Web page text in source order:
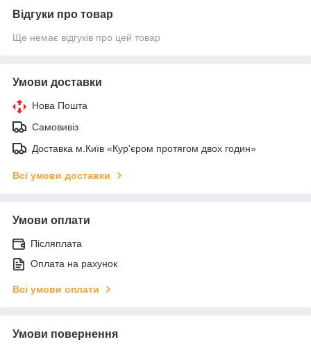
Відгуки про товар
Ще немає відгуків про цей товар
Умови доставки
Нова Пошта
Самовивіз
Доставка м.Київ «Кур'єром протягом двох годин»
Всі умови доставки
Умови оплати
Післяплата
Оплата на рахунок
Всі умови оплати
Умови повернення